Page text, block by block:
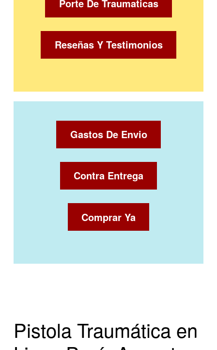
Porte De Traumaticas
Reseñas Y Testimonios
Gastos De Envio
Contra Entrega
Comprar Ya
Pistola Traumática en